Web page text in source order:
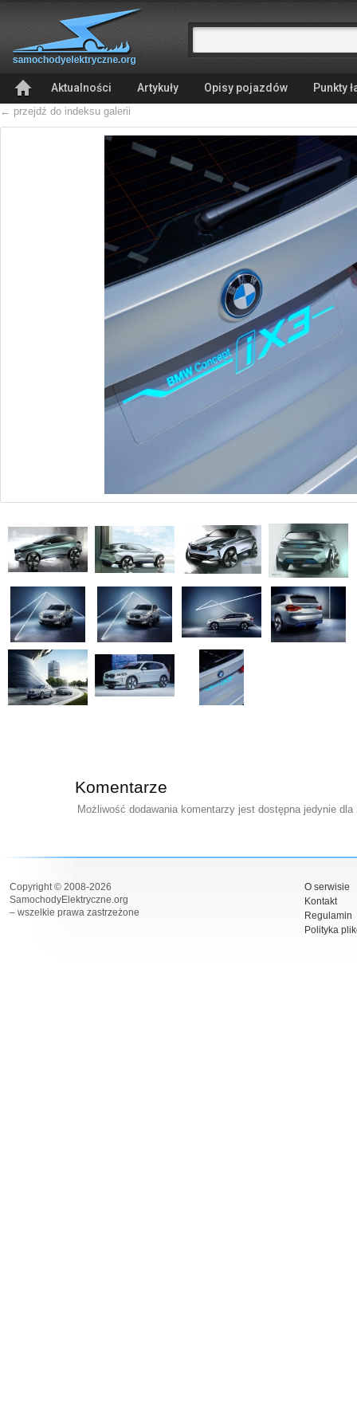
Aktualności Artykuły Opisy pojazdów Punkty
← przejdź do indeksu galerii
Komentarze
Możliwość dodawania komentarzy jest dostępna jedynie
Copyright © 2008-2026
SamochodyElektryczne.org
– wszelkie prawa zastrzeżone
O serwisie
Kontakt
Regulamin
Polityka